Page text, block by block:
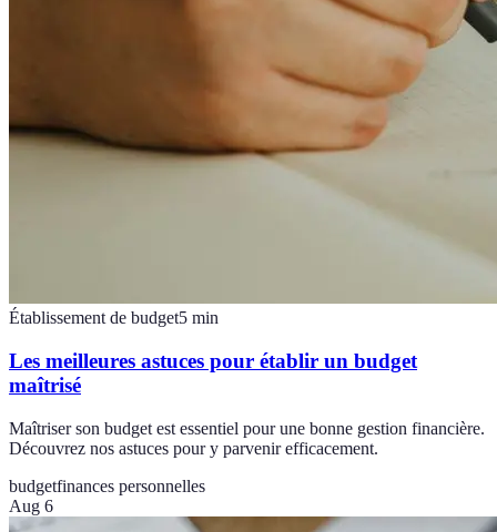
Établissement de budget5 min
Les meilleures astuces pour établir un budget
maîtrisé
Maîtriser son budget est essentiel pour une bonne gestion financière.
Découvrez nos astuces pour y parvenir efficacement.
budgetfinances personnelles
Aug 6